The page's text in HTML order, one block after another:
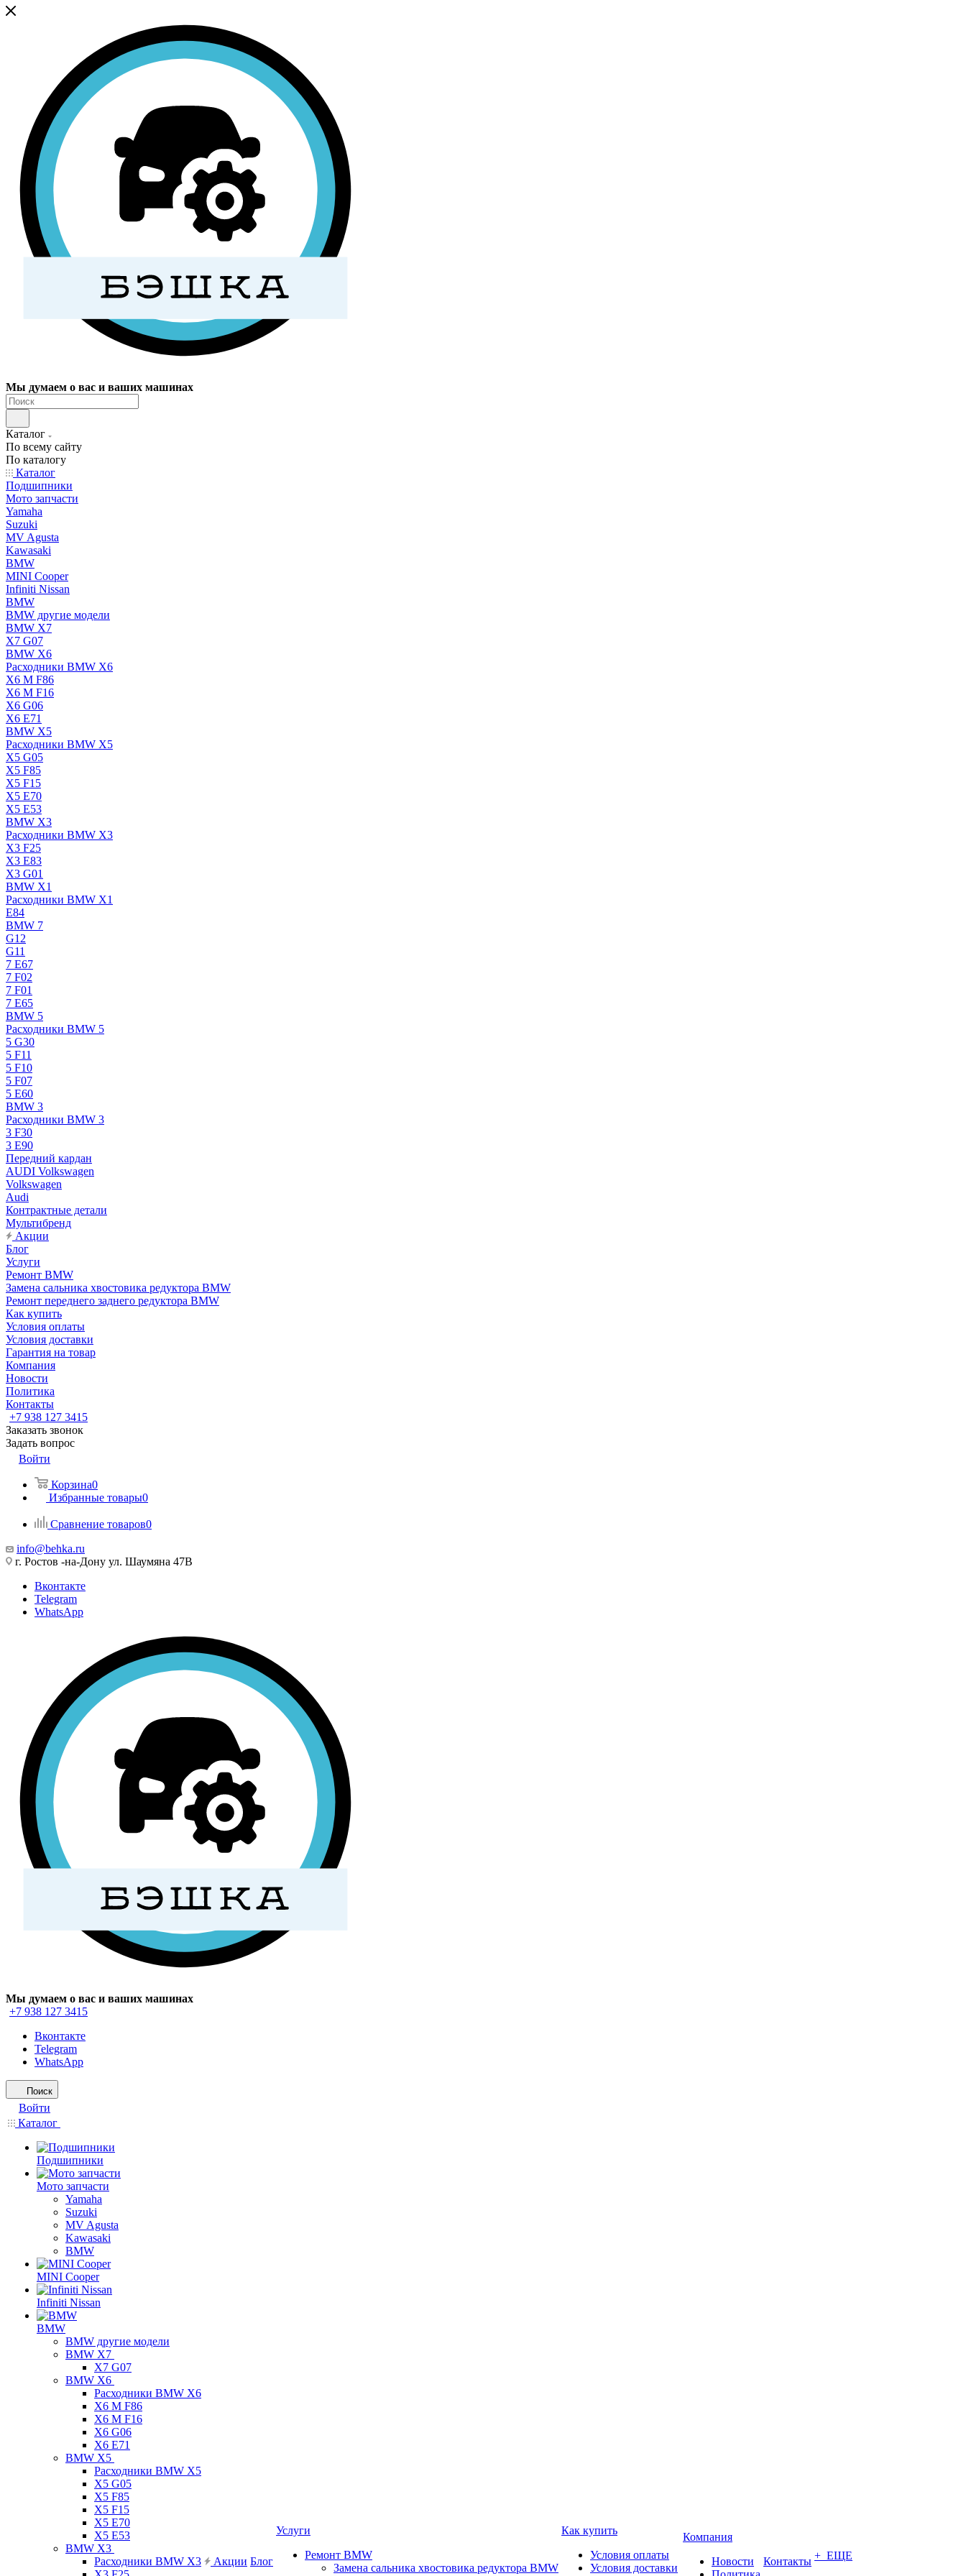
Мы думаем о вас и ваших машинах
Каталог
По всему сайту
По каталогу
Каталог
Подшипники
Мото запчасти
Yamaha
Suzuki
MV Agusta
Kawasaki
BMW
MINI Cooper
Infiniti Nissan
BMW
BMW другие модели
BMW X7
X7 G07
BMW X6
Расходники BMW X6
X6 M F86
X6 M F16
X6 G06
X6 E71
BMW X5
Расходники BMW X5
X5 G05
X5 F85
X5 F15
X5 E70
X5 E53
BMW X3
Расходники BMW X3
X3 F25
X3 E83
X3 G01
BMW X1
Расходники BMW X1
E84
BMW 7
G12
G11
7 Е67
7 F02
7 F01
7 E65
BMW 5
Расходники BMW 5
5 G30
5 F11
5 F10
5 F07
5 E60
BMW 3
Расходники BMW 3
3 F30
3 E90
Передний кардан
AUDI Volkswagen
Volkswagen
Audi
Контрактные детали
Мультибренд
Акции
Блог
Услуги
Ремонт BMW
Замена сальника хвостовика редуктора BMW
Ремонт переднего заднего редуктора BMW
Как купить
Условия оплаты
Условия доставки
Гарантия на товар
Компания
Новости
Политика
Контакты
+7 938 127 3415
Заказать звонок
Задать вопрос
Войти
Корзина0
Избранные товары0
Сравнение товаров0
info@behka.ru
г. Ростов -на-Дону ул. Шаумяна 47В
Вконтакте
Telegram
WhatsApp
Мы думаем о вас и ваших машинах
+7 938 127 3415
Вконтакте
Telegram
WhatsApp
Поиск
Войти
Каталог
Подшипники
Мото запчасти
Yamaha
Suzuki
MV Agusta
Kawasaki
BMW
MINI Cooper
Infiniti Nissan
BMW
BMW другие модели
BMW X7
X7 G07
BMW X6
Расходники BMW X6
X6 M F86
X6 M F16
X6 G06
X6 E71
BMW X5
Расходники BMW X5
X5 G05
X5 F85
X5 F15
X5 E70
X5 E53
BMW X3
Расходники BMW X3
Акции Блог
Услуги
Ремонт BMW
Замена сальника хвостовика редуктора BMW
Как купить
Условия оплаты
Условия доставки
Компания
Новости
Контакты + ЕЩЕ